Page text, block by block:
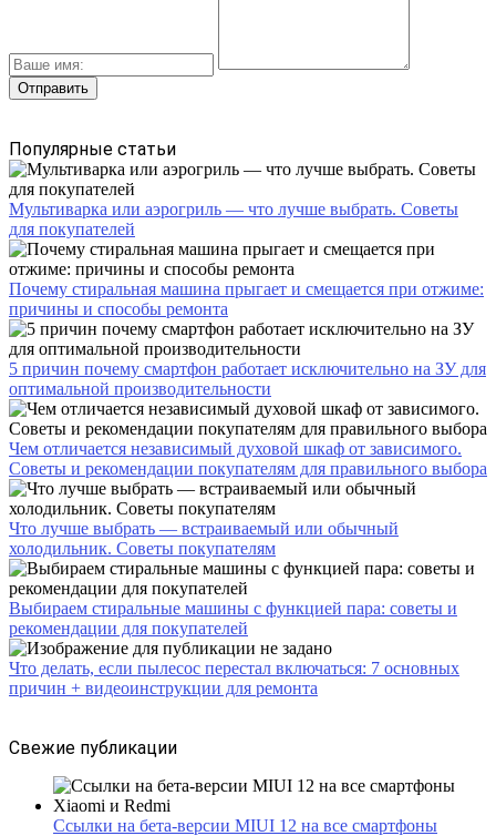
Популярные статьи
Мультиварка или аэрогриль — что лучше выбрать. Советы
для покупателей
Почему стиральная машина прыгает и смещается при отжиме:
причины и способы ремонта
5 причин почему смартфон работает исключительно на ЗУ для
оптимальной производительности
Чем отличается независимый духовой шкаф от зависимого.
Советы и рекомендации покупателям для правильного выбора
Что лучше выбрать — встраиваемый или обычный
холодильник. Советы покупателям
Выбираем стиральные машины с функцией пара: советы и
рекомендации для покупателей
Что делать, если пылесос перестал включаться: 7 основных
причин + видеоинструкции для ремонта
Свежие публикации
Ссылки на бета-версии MIUI 12 на все смартфоны